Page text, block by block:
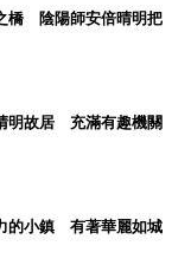
橋 陰陽師安倍晴明把
明故居 充滿有趣機關
的小鎮 有著華麗如城